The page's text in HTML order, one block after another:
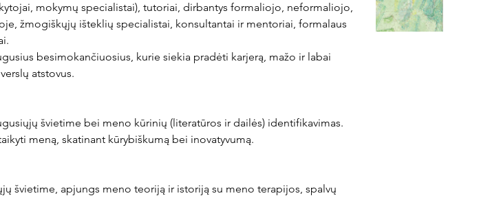
mokymų specialistai), tutoriai, dirbantys formaliojo, neformaliojo,
žmogiškųjų išteklių specialistai, konsultantai ir mentoriai, formalaus
besimokančiuosius, kurie siekia pradėti karjerą, mažo ir labai
atstovus.
švietime bei meno kūrinių (literatūros ir dailės) identifikavimas.
meną, skatinant kūrybiškumą bei inovatyvumą.
švietime, apjungs meno teoriją ir istoriją su meno terapijos, spalvų